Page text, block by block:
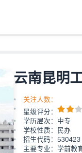
云南昆明
关注人数：
星级评分：
学历层次：中专
学校性质：民办
招生代码：530423
主要专业：学前教